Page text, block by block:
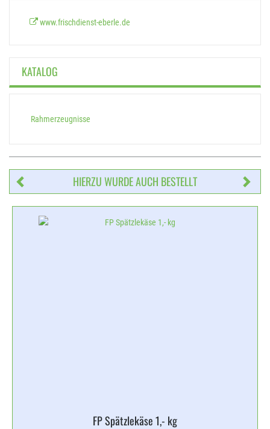
www.frischdienst-eberle.de
KATALOG
Rahmerzeugnisse
HIERZU WURDE AUCH BESTELLT
FP Spätzlekäse 1,​- kg